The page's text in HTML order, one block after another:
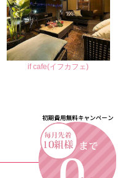
if cafe(イフカフェ)